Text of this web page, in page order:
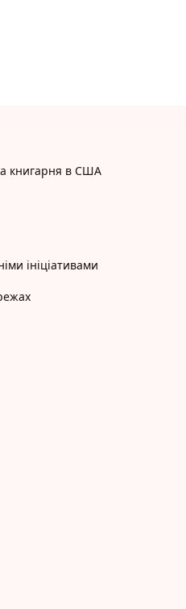
книгарня в США
ініціативами